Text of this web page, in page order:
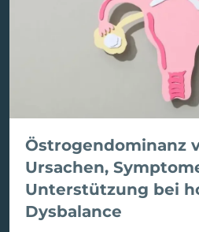
Östrogendominanz
Ursachen,
Unterstützung bei
Dysbalance